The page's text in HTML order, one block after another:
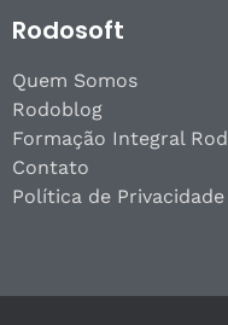
Rodosoft
Quem Somos
Rodoblog
Formação Integral
Contato
Política de Privacidade